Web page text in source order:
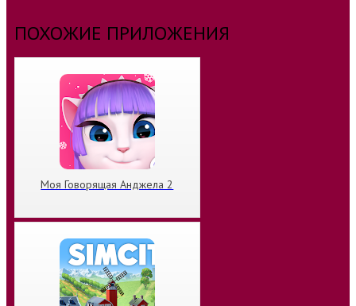
ПОХОЖИЕ ПРИЛОЖЕНИЯ
Моя Говорящая Анджела 2